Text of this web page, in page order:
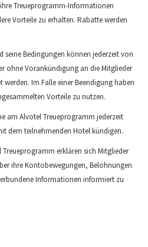
Treueprogramm-Informationen
Vorteile zu erhalten. Rabatte werden
seine Bedingungen können jederzeit von
ohne Vorankündigung an die Mitglieder
Im Falle einer Beendigung haben
Vorteile zu nutzen.
am Alvotel Treueprogramm jederzeit
dem teilnehmenden Hotel kündigen.
erklären sich Mitglieder
ihre Kontobewegungen, Belohnungen
Informationen informiert zu